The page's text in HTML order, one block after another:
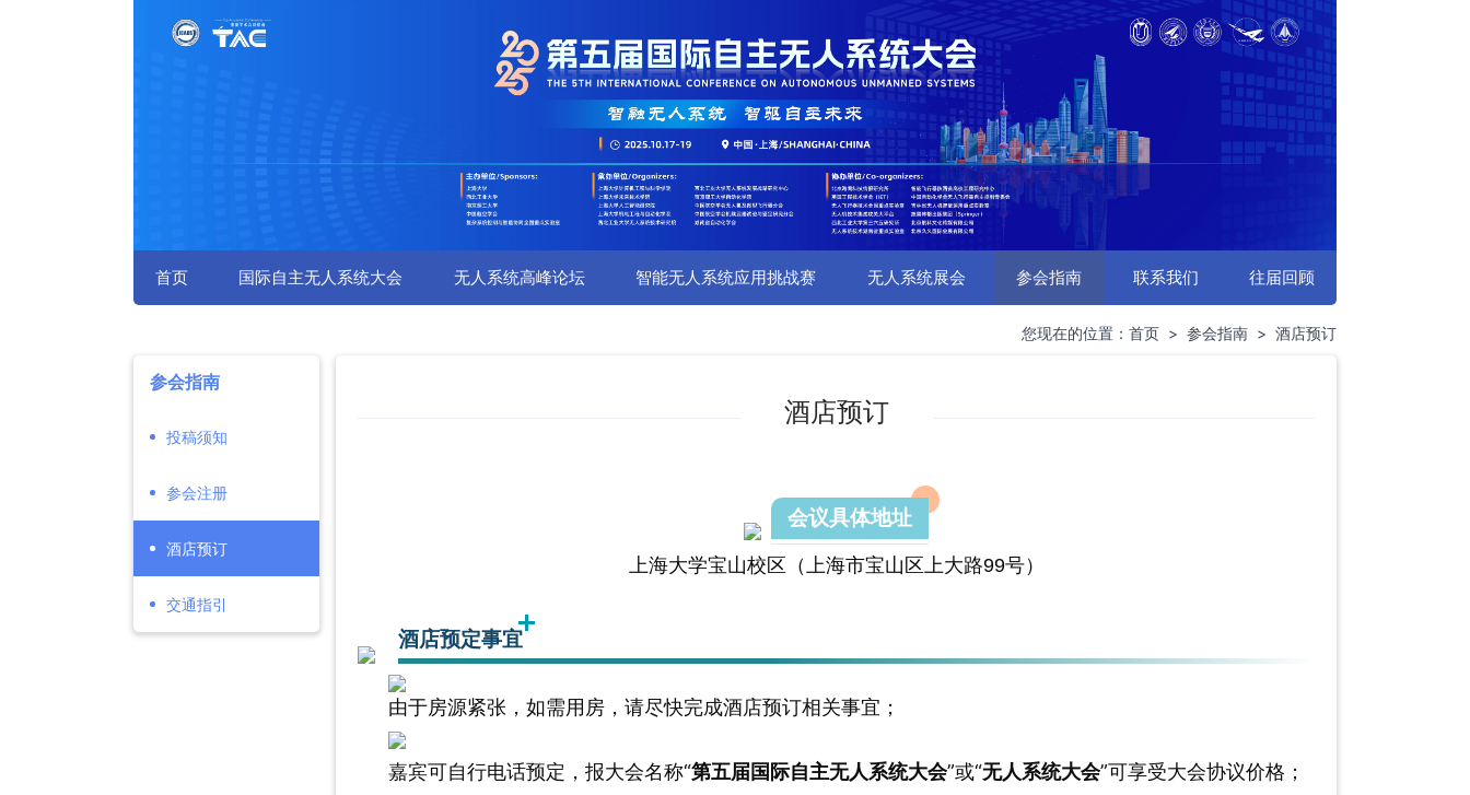
首页 国际自主无人系统大会 无人系统高峰论坛 智能无人系统应用挑战赛 无人系统展会 参会指南 联系我们 往届回顾
您现在的位置： 首页 > 参会指南 > 酒店预订
参会指南
投稿须知
参会注册
酒店预订
交通指引
酒店预订
会议具体地址
上海大学宝山校区（上海市宝山区上大路99号）
酒店预定事宜
由于房源紧张，如需用房，请尽快完成酒店预订相关事宜；
嘉宾可自行电话预定，报大会名称“第五届国际自主无人系统大会”或“无人系统大会”可享受大会协议价格；